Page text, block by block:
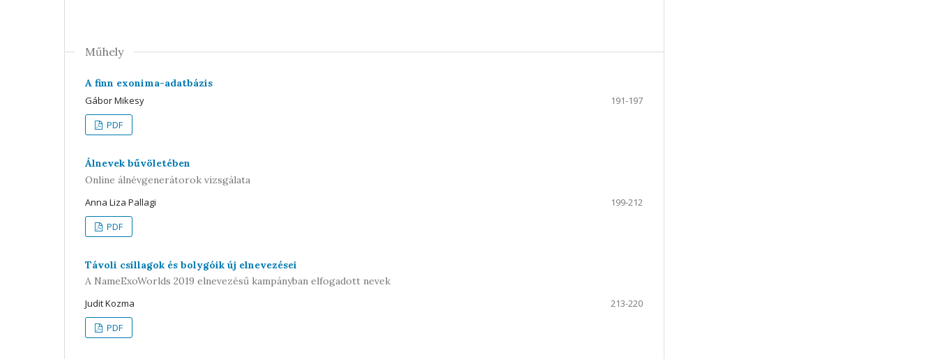
Műhely
A finn exonima-adatbázis
Gábor Mikesy
191-197
PDF
Álnevek bűvöletében
Online álnévgenerátorok vizsgálata
Anna Liza Pallagi
199-212
PDF
Távoli csillagok és bolygóik új elnevezései
A NameExoWorlds 2019 elnevezésű kampányban elfogadott nevek
Judit Kozma
213-220
PDF